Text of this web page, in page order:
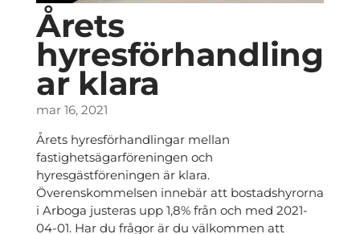
Årets
hyresförhandling
ar klara
mar 16, 2021
Årets hyresförhandlingar mellan
fastighetsägarföreningen och
hyresgästföreningen är klara.
Överenskommelsen innebär att bostadshyrorna
i Arboga justeras upp 1,8% från och med 2021-
04-01. Har du frågor är du välkommen att